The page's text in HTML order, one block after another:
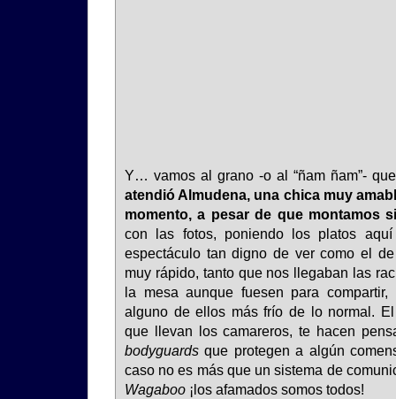
Y… vamos al grano -o al “ñam ñam”-
atendió Almudena, una chica muy
momento, a pesar de que montamos
con las fotos, poniendo los platos
espectáculo tan digno de ver como el
muy rápido, tanto que nos llegaban las
la mesa aunque fuesen para
alguno de ellos más frío de lo normal. El
que llevan los camareros, te hacen
bodyguards que protegen a algún
caso no es más que un sistema de
Wagaboo ¡los afamados somos todos!